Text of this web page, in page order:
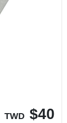
TWD $40